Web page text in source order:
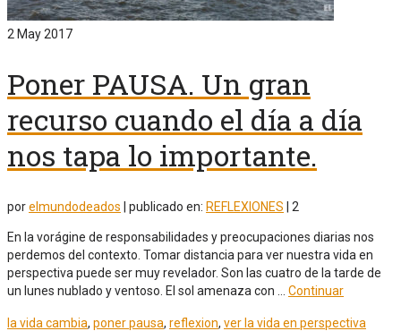
2 May 2017
Poner PAUSA. Un gran
recurso cuando el día a día
nos tapa lo importante.
porelmundodeados publicado en: REFLEXIONES 2
En la vorágine de responsabilidades y preocupaciones diarias nos
perdemos del contexto. Tomar distancia para ver nuestra vida en
perspectiva puede ser muy revelador. Son las cuatro de la tarde de
un lunes nublado y ventoso. El sol amenaza con … Continuar
la vida cambia, poner pausa, reflexion, ver la vida en perspectiva